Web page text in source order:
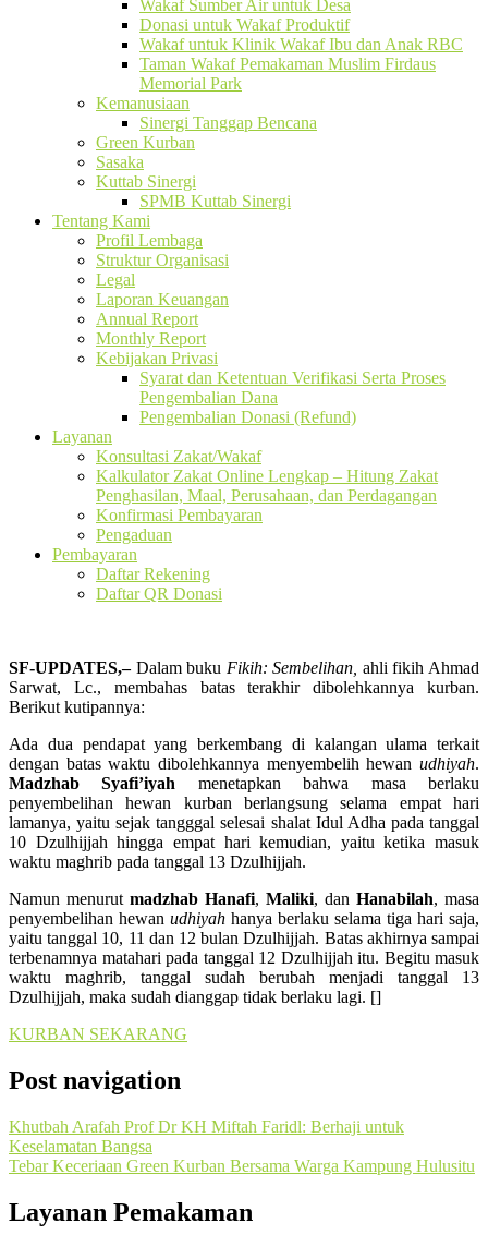
Wakaf Sumber Air untuk Desa
Donasi untuk Wakaf Produktif
Wakaf untuk Klinik Wakaf Ibu dan Anak RBC
Taman Wakaf Pemakaman Muslim Firdaus
Memorial Park
Kemanusiaan
Sinergi Tanggap Bencana
Green Kurban
Sasaka
Kuttab Sinergi
SPMB Kuttab Sinergi
Tentang Kami
Profil Lembaga
Struktur Organisasi
Legal
Laporan Keuangan
Annual Report
Monthly Report
Kebijakan Privasi
Syarat dan Ketentuan Verifikasi Serta Proses
Pengembalian Dana
Pengembalian Donasi (Refund)
Layanan
Konsultasi Zakat/Wakaf
Kalkulator Zakat Online Lengkap – Hitung Zakat
Penghasilan, Maal, Perusahaan, dan Perdagangan
Konfirmasi Pembayaran
Pengaduan
Pembayaran
Daftar Rekening
Daftar QR Donasi
SF-UPDATES,–Dalam buku Fikih: Sembelihan, ahli fikih Ahmad
Sarwat, Lc., membahas batas terakhir dibolehkannya kurban.
Berikut kutipannya:
Ada dua pendapat yang berkembang di kalangan ulama terkait
dengan batas waktu dibolehkannya menyembelih hewan udhiyah.
Madzhab Syafi’iyah menetapkan bahwa masa berlaku
penyembelihan hewan kurban berlangsung selama empat hari
lamanya, yaitu sejak tangggal selesai shalat Idul Adha pada tanggal
10 Dzulhijjah hingga empat hari kemudian, yaitu ketika masuk
waktu maghrib pada tanggal 13 Dzulhijjah.
Namun menurut madzhab Hanafi, Maliki, dan Hanabilah, masa
penyembelihan hewan udhiyah hanya berlaku selama tiga hari saja,
yaitu tanggal 10, 11 dan 12 bulan Dzulhijjah. Batas akhirnya sampai
terbenamnya matahari pada tanggal 12 Dzulhijjah itu. Begitu masuk
waktu maghrib, tanggal sudah berubah menjadi tanggal 13
Dzulhijjah, maka sudah dianggap tidak berlaku lagi. []
KURBAN SEKARANG
Post navigation
Khutbah Arafah Prof Dr KH Miftah Faridl: Berhaji untuk
Keselamatan Bangsa
Tebar Keceriaan Green Kurban Bersama Warga Kampung Hulusitu
Layanan Pemakaman